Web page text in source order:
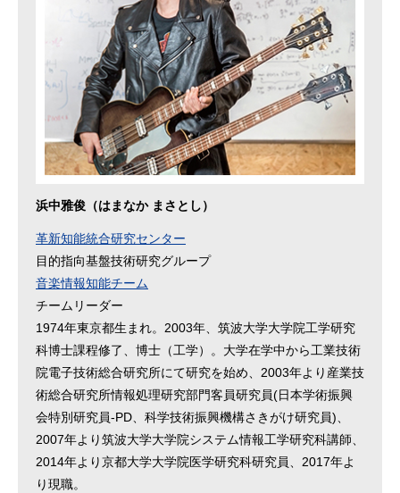
浜中雅俊（はまなか まさとし）
革新知能統合研究センター
目的指向基盤技術研究グループ
音楽情報知能チーム
チームリーダー
1974年東京都生まれ。2003年、筑波大学大学院工学研究
科博士課程修了、博士（工学）。大学在学中から工業技術
院電子技術総合研究所にて研究を始め、2003年より産業技
術総合研究所情報処理研究部門客員研究員(日本学術振興
会特別研究員-PD、科学技術振興機構さきがけ研究員)、
2007年より筑波大学大学院システム情報工学研究科講師、
2014年より京都大学大学院医学研究科研究員、2017年よ
り現職。